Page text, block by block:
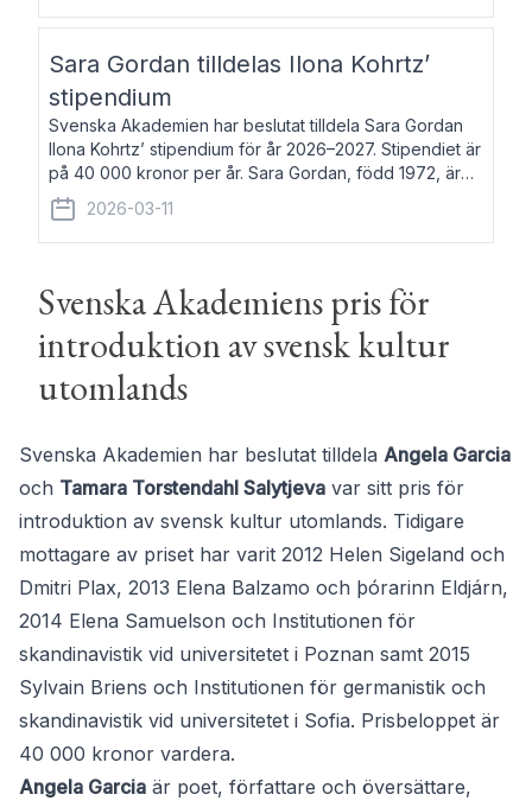
syfte att genom stipendier erbjuda stöd
Sara Gordan tilldelas Ilona Kohrtz’
stipendium
Svenska Akademien har beslutat tilldela Sara Gordan
Ilona Kohrtz’ stipendium för år 2026–2027. Stipendiet är
på 40 000 kronor per år. Sara Gordan, född 1972, är
författare och översättare. Hon debuterade 2006 med
det prosalyriska verket En
2026-03-11
Svenska Akademiens pris för
introduktion av svensk kultur
utomlands
Svenska Akademien har beslutat tilldela Angela Garcia
och Tamara Torstendahl Salytjeva var sitt pris för
introduktion av svensk kultur utomlands. Tidigare
mottagare av priset har varit 2012 Helen Sigeland och
Dmitri Plax, 2013 Elena Balzamo och þórarinn Eldjárn,
2014 Elena Samuelson och Institutionen för
skandinavistik vid universitetet i Poznan samt 2015
Sylvain Briens och Institutionen för germanistik och
skandinavistik vid universitetet i Sofia. Prisbeloppet är
40 000 kronor vardera.
Angela Garcia är poet, författare och översättare,